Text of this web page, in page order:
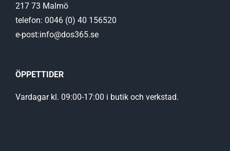
217 73 Malmö
telefon: 0046 (0) 40 156520
e-post:info@dos365.se
ÖPPETTIDER
Vardagar kl. 09:00-17:00 i butik och verkstad.